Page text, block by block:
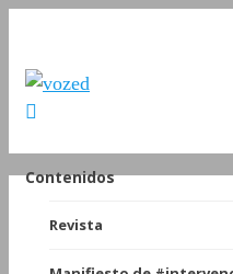
Contenidos
Revista